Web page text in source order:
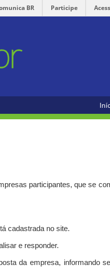
BR Participe
participantes, que se
cadastrada no site.
e responder.
da empresa, informando